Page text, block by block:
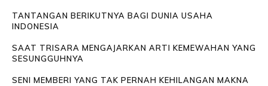
TANTANGAN BERIKUTNYA BAGI DUNIA USAHA
INDONESIA
SAAT TRISARA MENGAJARKAN ARTI KEMEWAHAN YANG
SESUNGGUHNYA
SENI MEMBERI YANG TAK PERNAH KEHILANGAN MAKNA